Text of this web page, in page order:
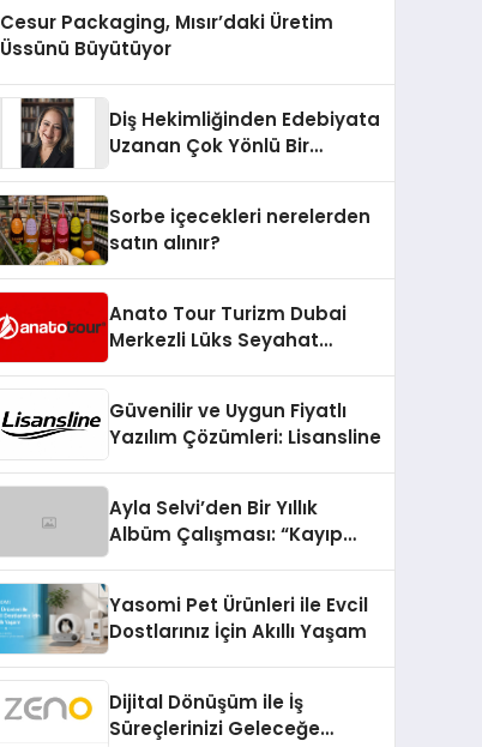
Cesur Packaging, Mısır’daki Üretim
Üssünü Büyütüyor
Diş Hekimliğinden Edebiyata
Uzanan Çok Yönlü Bir
Sorbe içecekleri nerelerden
satın alınır?
Anato Tour Turizm Dubai
Merkezli Lüks Seyahat
Güvenilir ve Uygun Fiyatlı
Yazılım Çözümleri: Lisansline
Ayla Selvi’den Bir Yıllık
Albüm Çalışması: “Kayıp
Yasomi Pet Ürünleri ile Evcil
Dostlarınız İçin Akıllı Yaşam
Dijital Dönüşüm ile İş
Süreçlerinizi Geleceğe